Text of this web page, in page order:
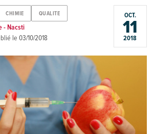
CHIMIE QUALITE
- Nacsti
le03/10/2018
OCT.
11
2018